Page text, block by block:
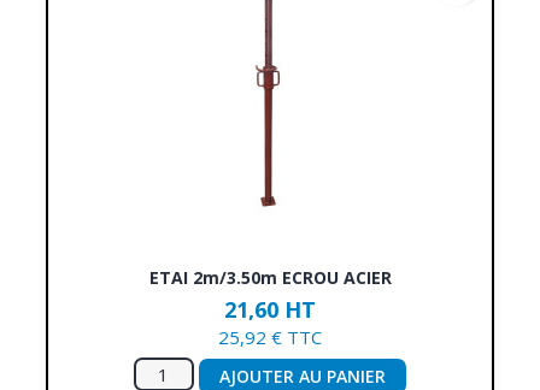
ETAI 2m/3.50m ECROU ACIER
21,60 HT
25,92 € TTC
AJOUTER AU PANIER